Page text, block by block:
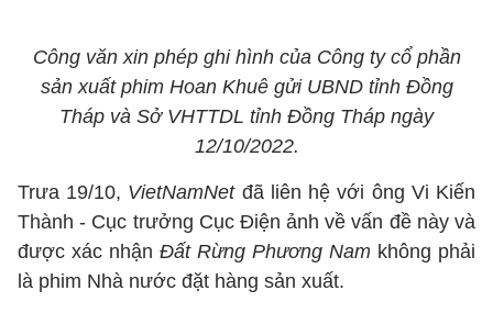
Công văn xin phép ghi hình của Công ty cổ phần
sản xuất phim Hoan Khuê gửi UBND tỉnh Đồng
Tháp và Sở VHTTDL tỉnh Đồng Tháp ngày
12/10/2022.
Trưa 19/10, VietNamNetđã liên hệ với ông Vi Kiến
Thành - Cục trưởng Cục Điện ảnh về vấn đề này và
được xác nhận Đất Rừng Phương Nam không phải
là phim Nhà nước đặt hàng sản xuất.